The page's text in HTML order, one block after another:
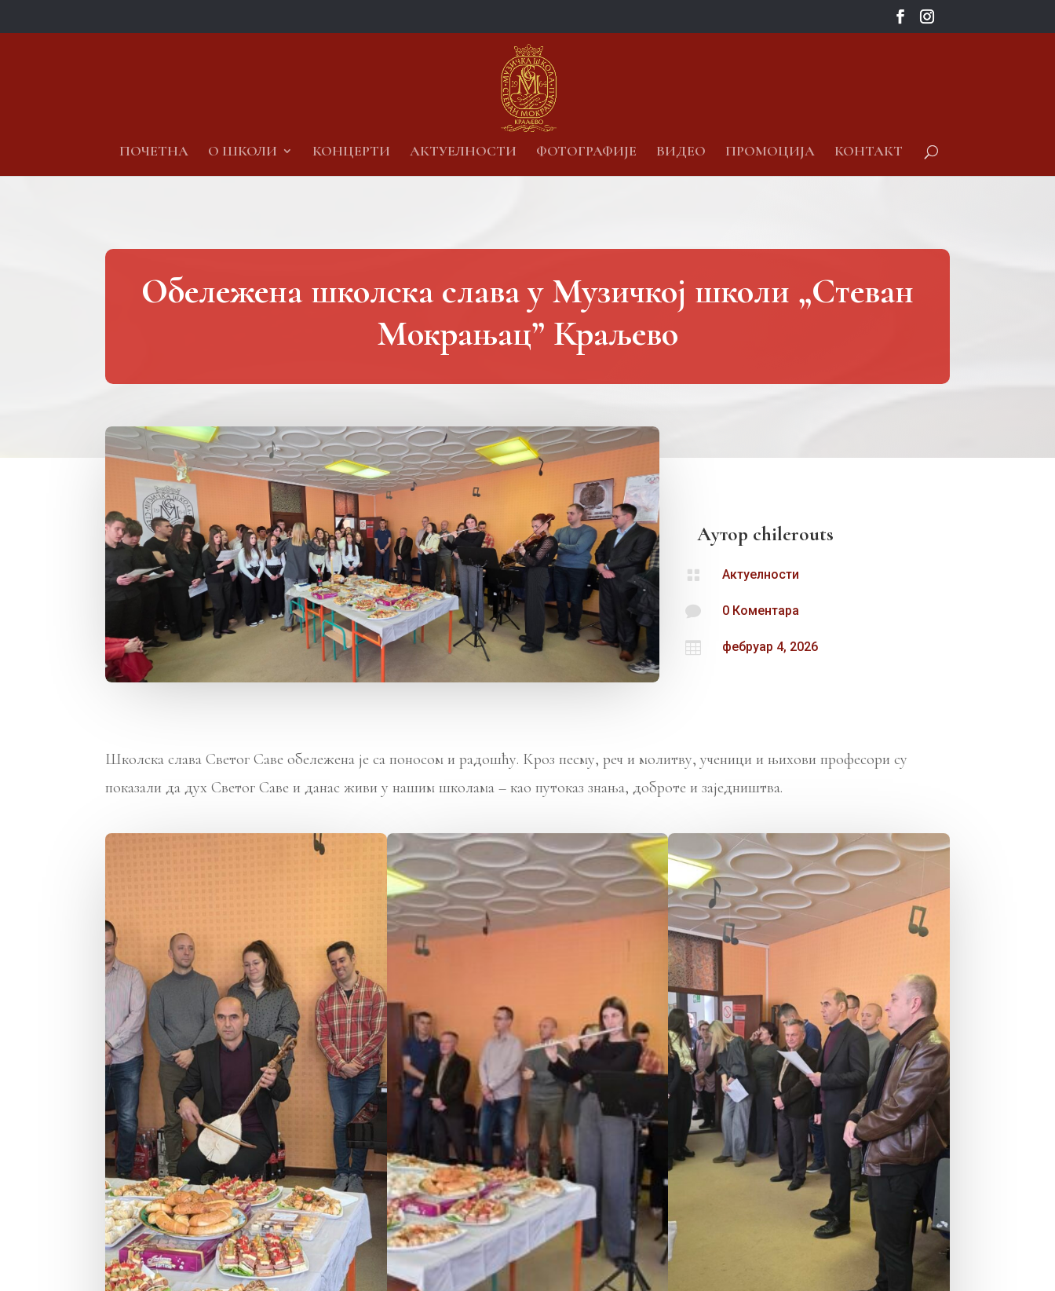
ПОЧЕТНА О ШКОЛИ КОНЦЕРТИ АКТУЕЛНОСТИ ФОТОГРАФИЈЕ ВИДЕО ПРОМОЦИЈА КОНТАКТ
Обележена школска слава у Музичкој школи „Стеван
Мокрањац” Краљево
Аутор chilerouts
 Актуелности
 0 Коментара
 фебруар 4, 2026
Школска слава Светог Саве обележена је са поносом и радошћу. Кроз песму, реч и молитву, ученици и њихови професори су
показали да дух Светог Саве и данас живи у нашим школама – као путоказ знања, доброте и заједништва.